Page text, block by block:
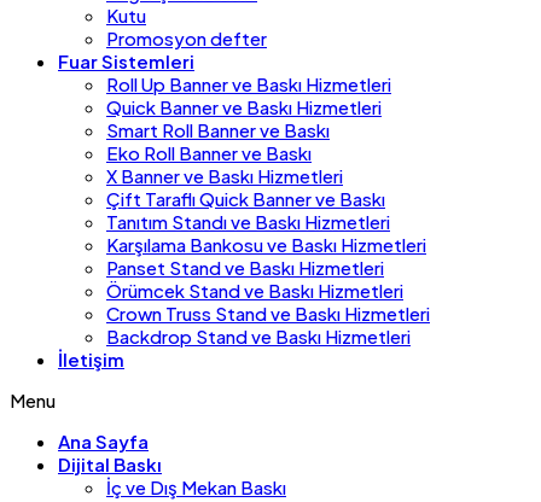
Kutu
Promosyon defter
Fuar Sistemleri
Roll Up Banner ve Baskı Hizmetleri
Quick Banner ve Baskı Hizmetleri
Smart Roll Banner ve Baskı
Eko Roll Banner ve Baskı
X Banner ve Baskı Hizmetleri
Çift Taraflı Quick Banner ve Baskı
Tanıtım Standı ve Baskı Hizmetleri
Karşılama Bankosu ve Baskı Hizmetleri
Panset Stand ve Baskı Hizmetleri
Örümcek Stand ve Baskı Hizmetleri
Crown Truss Stand ve Baskı Hizmetleri
Backdrop Stand ve Baskı Hizmetleri
İletişim
Menu
Ana Sayfa
Dijital Baskı
İç ve Dış Mekan Baskı